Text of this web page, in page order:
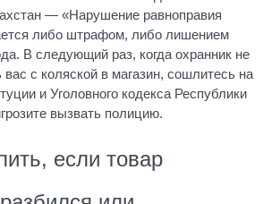
— «Нарушение равноправия
либо штрафом, либо лишением
В следующий раз, когда охранник не
вас с коляской в магазин, сошлитесь на
и Уголовного кодекса Республики
вызвать полицию.
если товар